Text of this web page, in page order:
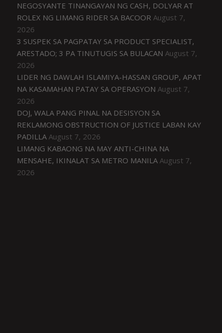
NEGOSYANTE TINANGAYAN NG CASH, DOLYAR AT
ROLEX NG LIMANG RIDER SA BACOOR August 7,
2026
3 SUSPEK SA PAGPATAY SA PRODUCT SPECIALIST,
ARESTADO; 3 PA TINUTUGIS SA BULACAN August 7,
2026
LIDER NG DAWLAH ISLAMIYA-HASSAN GROUP, APAT
NA KASAMAHAN PATAY SA OPERASYON August 7,
2026
DOJ, WALA PANG PINAL NA DESISYON SA
REKLAMONG OBSTRUCTION OF JUSTICE LABAN KAY
PADILLA August 7, 2026
LIMANG KABAONG NA MAY ANTI-CHINA NA
MENSAHE, IKINALAT SA METRO MANILA August 7,
2026